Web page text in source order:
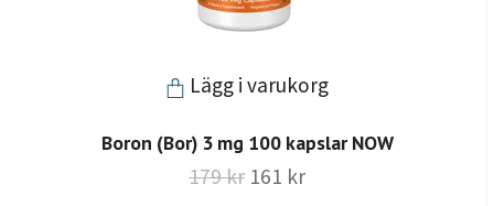
Lägg i varukorg
Boron (Bor) 3 mg 100 kapslar NOW
179 kr 161 kr